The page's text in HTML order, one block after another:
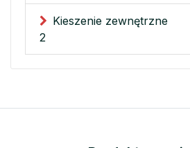
Kieszenie zewnętrzne
2